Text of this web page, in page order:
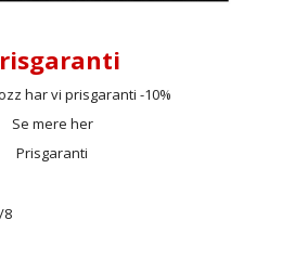
har vi prisgaranti -10%
Se mere her
Prisgaranti
8